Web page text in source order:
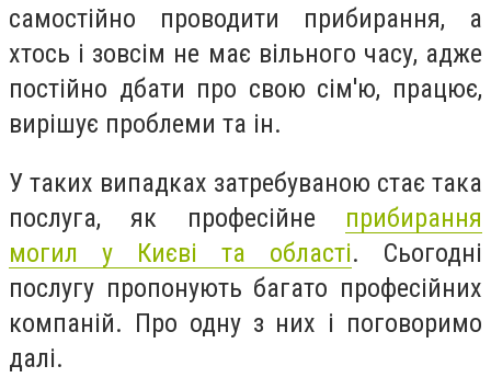
самостійно проводити прибирання, а
хтось і зовсім не має вільного часу, адже
постійно дбати про свою сім'ю, працює,
вирішує проблеми та ін.
У таких випадках затребуваною стає така
послуга, як професійне прибирання
могил у Києві та області. Сьогодні
послугу пропонують багато професійних
компаній. Про одну з них і поговоримо
далі.